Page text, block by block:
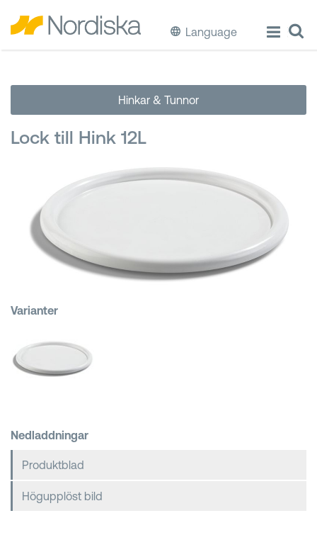
Language
Laga & Förvara mat
Äta & Dricka
Diska & Städa
Källsortering
Hinkar & Tunnor
Lock till Hink 12L
Varianter
Nedladdningar
Produktblad
Högupplöst bild